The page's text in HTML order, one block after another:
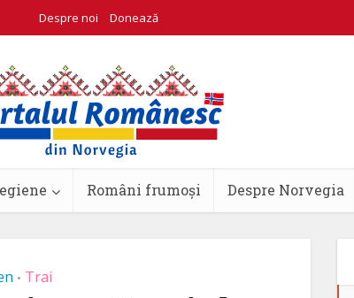
Despre noi Donează
Români frumoși Despre Norvegia
• Trai